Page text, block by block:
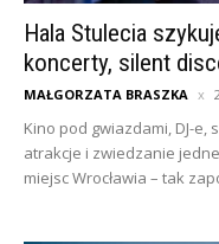
Hala Stulecia
koncerty, silent
MAŁGORZATA BRASZKA
Kino pod gwiazdami, DJ-
atrakcje i zwiedzanie
miejsc Wrocławia – tak